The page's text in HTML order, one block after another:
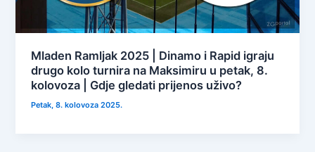
Mladen Ramljak 2025 | Dinamo i Rapid igraju
drugo kolo turnira na Maksimiru u petak, 8.
kolovoza | Gdje gledati prijenos uživo?
Petak, 8. kolovoza 2025.